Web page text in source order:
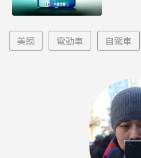
美國 電動車 自駕車